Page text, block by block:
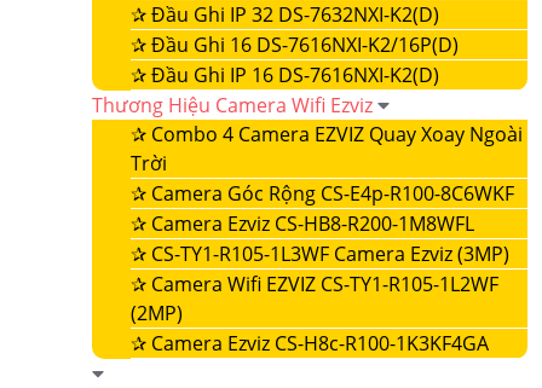
✰Đầu Ghi IP 32 DS-7632NXI-K2(D)
✰Đầu Ghi 16 DS-7616NXI-K2/16P(D)
✰Đầu Ghi IP 16 DS-7616NXI-K2(D)
Thương Hiệu Camera Wifi Ezviz
✰ Combo 4 Camera EZVIZ Quay Xoay Ngoài
Trời
✰ Camera Góc Rộng CS-E4p-R100-8C6WKF
✰ Camera Ezviz CS-HB8-R200-1M8WFL
✰ CS-TY1-R105-1L3WF Camera Ezviz (3MP)
✰ Camera Wifi EZVIZ CS-TY1-R105-1L2WF
(2MP)
✰ Camera Ezviz CS-H8c-R100-1K3KF4GA